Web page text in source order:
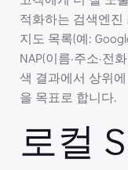
적화하는 검색엔진
지도 목록(예:
NAP(이름·주소·전
색 결과에서 상위
을 목표로 합니다.
로컬